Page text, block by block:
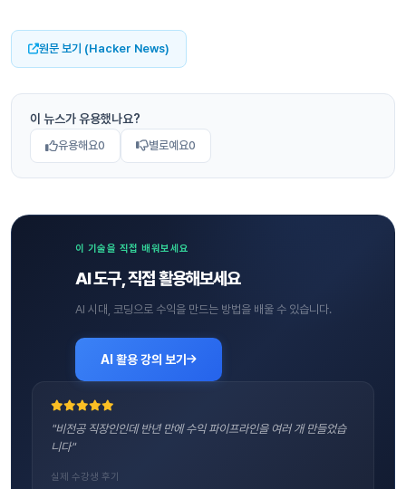
원문 보기 (Hacker News)
이 뉴스가 유용했나요?
유용해요0 별로예요0
이 기술을 직접 배워보세요
AI 도구, 직접 활용해보세요
AI 시대, 코딩으로 수익을 만드는 방법을 배울 수 있습니다.
AI 활용 강의 보기
"비전공 직장인인데 반년 만에 수익 파이프라인을 여러 개 만들었습
니다"
실제 수강생 후기